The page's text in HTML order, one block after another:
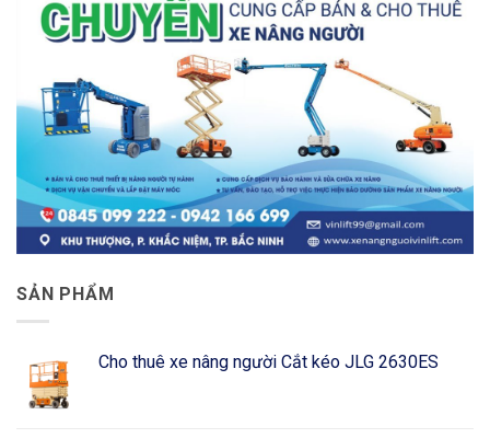
SẢN PHẨM
Cho thuê xe nâng người Cắt kéo JLG 2630ES